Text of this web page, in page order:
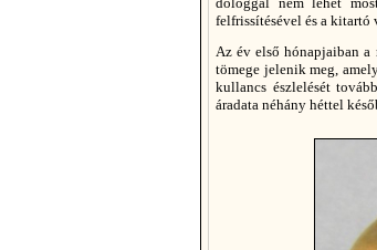
felfrissítésével és a kitartó
Az év első hónapjaiban
tömege jelenik meg,
kullancs észlelését
áradata néhány héttel